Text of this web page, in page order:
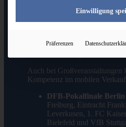
als auch bei Auswärtsspielen,
Auch bei Großveranstaltungen
Kompetenz im mobilen
DFB-Pokalfinale Berlin
Freiburg, Eintracht
Leverkusen, 1. FC
Bielefeld und VfB
Einwilligung
Präferenzen